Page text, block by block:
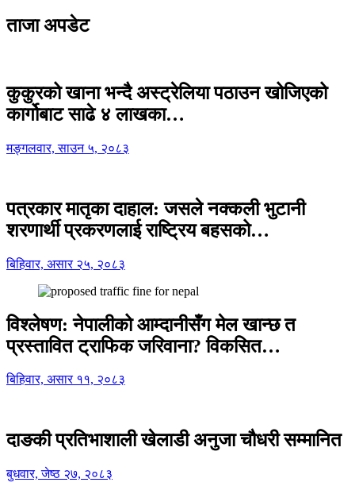
ताजा अपडेट
कुकुरको खाना भन्दै अस्ट्रेलिया पठाउन खोजिएको
कार्गोबाट साढे ४ लाखका…
मङ्गलवार, साउन ५, २०८३
पत्रकार मातृका दाहाल: जसले नक्कली भुटानी
शरणार्थी प्रकरणलाई राष्ट्रिय बहसको…
बिहिवार, असार २५, २०८३
विश्लेषण: नेपालीको आम्दानीसँग मेल खान्छ त
प्रस्तावित ट्राफिक जरिवाना? विकसित…
बिहिवार, असार ११, २०८३
दाङकी प्रतिभाशाली खेलाडी अनुजा चौधरी सम्मानित
बुधवार, जेष्ठ २७, २०८३